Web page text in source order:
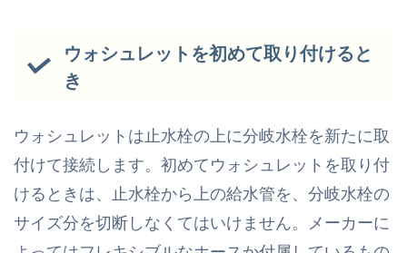
ウォシュレットを初めて取り付けると
き
ウォシュレットは止水栓の上に分岐水栓を新たに取
付けて接続します。初めてウォシュレットを取り付
けるときは、止水栓から上の給水管を、分岐水栓の
サイズ分を切断しなくてはいけません。メーカーに